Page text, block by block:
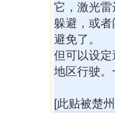
它，激光
躲避，或
避免了。
但可以设
地区行驶。
[此贴被楚